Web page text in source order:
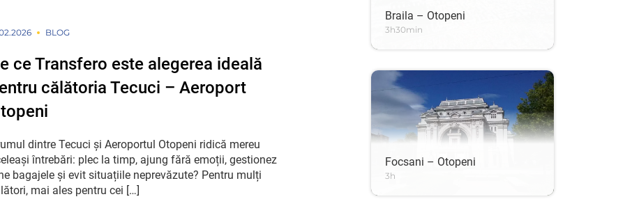
BLOG
ce Transfero este alegerea ideală
călătoria Tecuci – Aeroport
dintre Tecuci și Aeroportul Otopeni ridică mereu
întrebări: plec la timp, ajung fără emoții, gestionez
bagajele și evit situațiile neprevăzute? Pentru mulți
mai ales pentru cei […]
Braila – Otopeni
3h30min
Focsani – Otopeni
3h